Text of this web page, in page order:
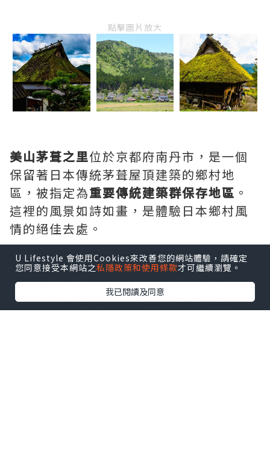
點擊圖片放大
美山茅葺之里位於京都府南丹市，是一個
保留著日本傳統茅葺屋頂建築的鄉村地
區，被指定為重要傳統建築群保存地區 。
這裡的風景如詩如畫，是體驗日本鄉村風
情的絕佳去處。
美山茅葺之里以其約40棟茅葺屋頂的傳統
民宅聞名，這些建築大多建於江戶時代至
明治時代。屋頂使用茅草製作，呈現出柔
U Lifestyle 會使用Cookies來改善您的網站體驗，請確定
您同意接受本網站之私隱政策和使用條款才可繼續瀏覽。
我已閱讀及同意